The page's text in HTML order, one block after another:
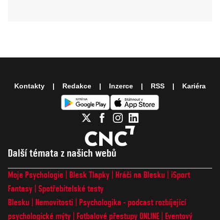
Další témata z našich webů
Moje Psychologie Blesk Tlapky Hráči na Blesku
iSport
Fantasy Spotřebitelské testy
Blesku
Nemovitosti
Psychologika - podcast rozbíjející
psychologické mýty
Fotbalové přestupy ONLINE Eventový
Kontakty Redakce Inzerce RSS Kariéra